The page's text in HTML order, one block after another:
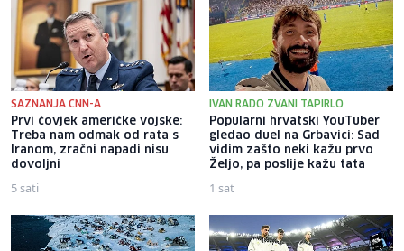
SAZNANJA CNN-A
Prvi čovjek američke vojske:
Treba nam odmak od rata s
Iranom, zračni napadi nisu
dovoljni
5 sati
IVAN RADO ZVANI TAPIRLO
Popularni hrvatski YouTuber
gledao duel na Grbavici: Sad
vidim zašto neki kažu prvo
Željo, pa poslije kažu tata
1 sat